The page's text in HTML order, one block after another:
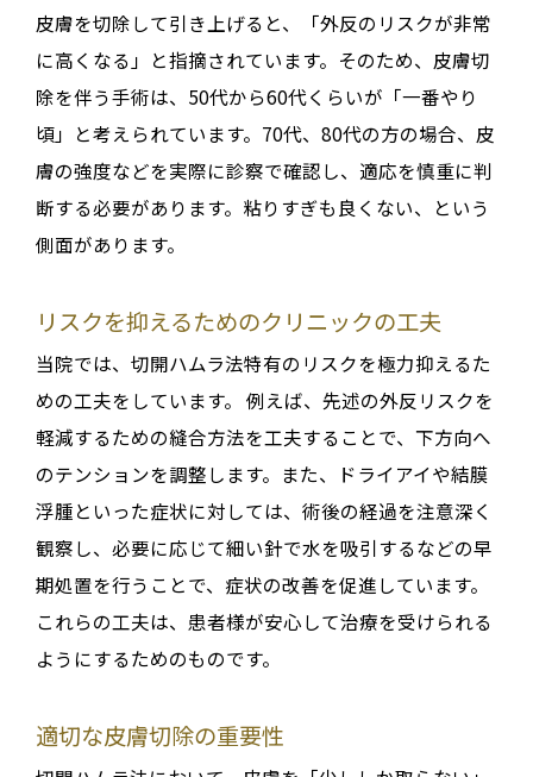
皮膚を切除して引き上げると、「外反のリスクが非常
に高くなる」と指摘されています。そのため、皮膚切
除を伴う手術は、50代から60代くらいが「一番やり
頃」と考えられています。70代、80代の方の場合、皮
膚の強度などを実際に診察で確認し、適応を慎重に判
断する必要があります。 粘りすぎも良くない、という
側面があります。
リスクを抑えるためのクリニックの工夫
当院では、切開ハムラ法特有のリスクを極力抑えるた
めの工夫をしています。 例えば、先述の外反リスクを
軽減するための縫合方法を工夫することで、下方向へ
のテンションを調整します。また、ドライアイや結膜
浮腫といった症状に対しては、術後の経過を注意深く
観察し、必要に応じて細い針で水を吸引するなどの早
期処置を行うことで、症状の改善を促進しています。
これらの工夫は、患者様が安心して治療を受けられる
ようにするためのものです。
適切な皮膚切除の重要性